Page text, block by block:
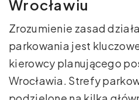
Wrocławiu
Zrozumienie zasad
parkowania jest
kierowcy planującego
Wrocławia. Strefy